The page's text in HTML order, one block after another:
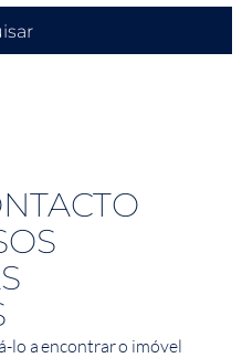
lo a encontrar o imóvel